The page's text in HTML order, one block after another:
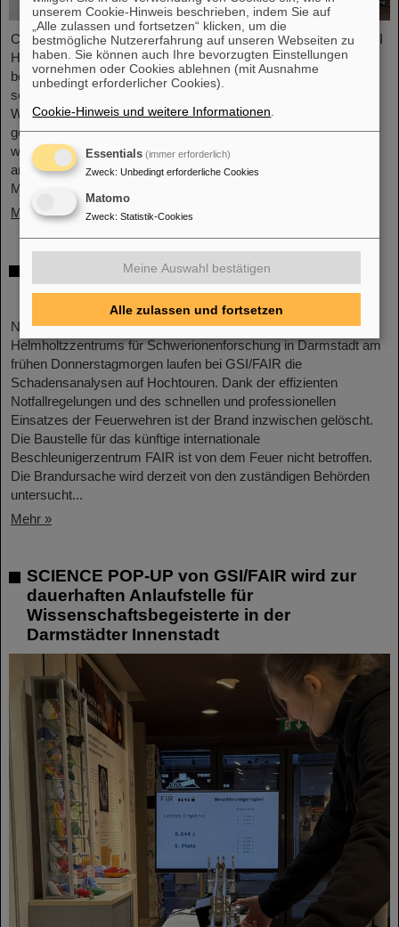
Chemische Elemente, neue Isotope, kleinste Teilchen – das GSI
Helmholtzzentrum für Schwerionenforschung in Darmstadt ist
bekannt für seine Entdeckungen, unter anderem von insgesamt
sechs superschweren Elementen. Nun gibt es einen neuen
Weltrekord zu vermelden: Das Forschungszentrum, an dem
gerade die internationale Beschleunigeranlage FAIR errichtet
wird, führt die Weltrangliste der Entdeckung von Kernisomeren
an. Die Statistik hat Professor Michael Thoennessen von der
Michigan State University,…
Mehr »
Nach Großbrand laufen die
Schadensanalysen bei GSI/FAIR
Nach dem Großbrand auf dem Campus des GSI
Helmholtzzentrums für Schwerionenforschung in Darmstadt am
frühen Donnerstagmorgen laufen bei GSI/FAIR die
Schadensanalysen auf Hochtouren. Dank der effizienten
Notfallregelungen und des schnellen und professionellen
Einsatzes der Feuerwehren ist der Brand inzwischen gelöscht.
Die Baustelle für das künftige internationale
Beschleunigerzentrum FAIR ist von dem Feuer nicht betroffen.
Die Brandursache wird derzeit von den zuständigen Behörden
untersucht...
Mehr »
SCIENCE POP-UP von GSI/FAIR wird zur
dauerhaften Anlaufstelle für
Wissenschaftsbegeisterte in der
Darmstädter Innenstadt
unserem Cookie-Hinweis beschrieben, indem Sie auf
„Alle zulassen und fortsetzen“ klicken, um die
bestmögliche Nutzererfahrung auf unseren Webseiten zu
haben. Sie können auch Ihre bevorzugten Einstellungen
vornehmen oder Cookies ablehnen (mit Ausnahme
unbedingt erforderlicher Cookies).
Cookie-Hinweis und weitere Informationen
Essentials (immer erforderlich)
Zweck: Unbedingt erforderliche Cookies
Matomo
Zweck: Statistik-Cookies
Meine Auswahl bestätigen
Alle zulassen und fortsetzen